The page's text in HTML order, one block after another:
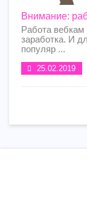
Внимание:
Работа
заработка. И
популяр ...
25.02.2019